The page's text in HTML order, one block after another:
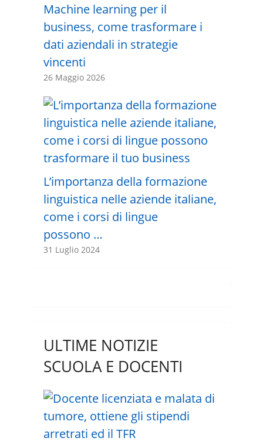
Machine learning per il
business, come trasformare i
dati aziendali in strategie
vincenti
26 Maggio 2026
L’importanza della formazione
linguistica nelle aziende italiane,
come i corsi di lingue
possono …
31 Luglio 2024
ULTIME NOTIZIE
SCUOLA E DOCENTI